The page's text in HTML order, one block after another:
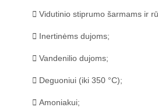
Vidutinio stiprumo šarmams ir
Inertinėms dujoms;
Vandenilio dujoms;
Deguoniui (iki 350 °C);
Amoniakui;